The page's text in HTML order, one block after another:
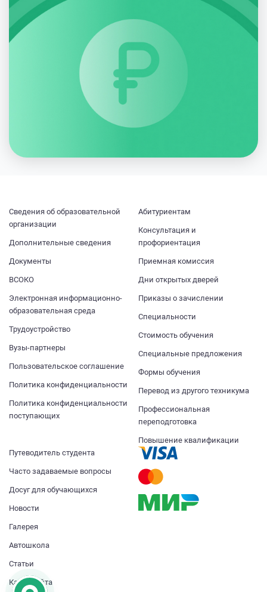
Cведения об образовательной
организации
Дополнительные сведения
Документы
ВСОКО
Электронная информационно-
образовательная среда
Трудоустройство
Вузы-партнеры
Пользовательское соглашение
Политика конфиденциальности
Политика конфиденциальности
поступающих
Абитуриентам
Консультация и
профориентация
Приемная комиссия
Дни открытых дверей
Приказы о зачислении
Специальности
Стоимость обучения
Специальные предложения
Формы обучения
Перевод из другого техникума
Профессиональная
переподготовка
Повышение квалификации
Путеводитель студента
Часто задаваемые вопросы
Досуг для обучающихся
Новости
Галерея
Автошкола
Статьи
Карта сайта